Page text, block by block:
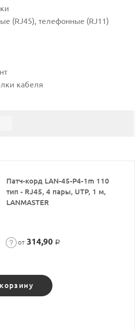
(RJ45), телефонные (RJ11)
кабеля
Патч-корд LAN-45-P4-1m 110
тип - RJ45, 4 пары, UTP, 1 м,
LANMASTER
от 314,90 Р